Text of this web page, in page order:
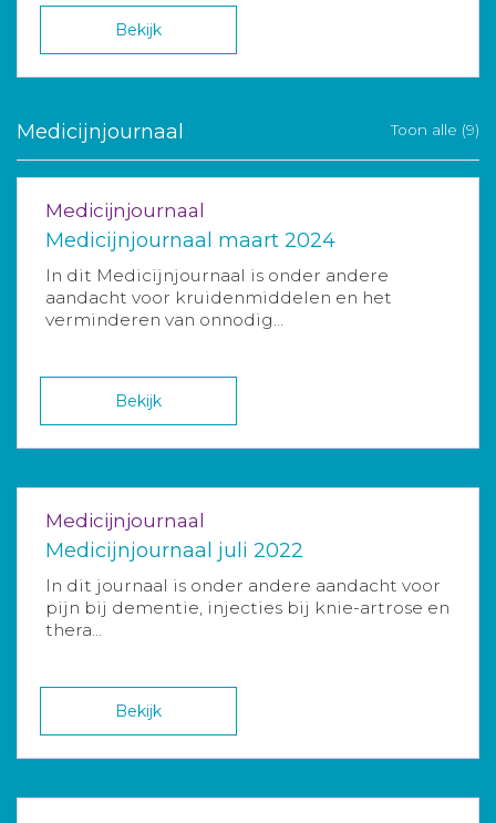
Bekijk
Medicijnjournaal Toon alle (9)
Medicijnjournaal
Medicijnjournaal maart 2024
In dit Medicijnjournaal is onder andere
aandacht voor kruidenmiddelen en het
verminderen van onnodig...
Bekijk
Medicijnjournaal
Medicijnjournaal juli 2022
In dit journaal is onder andere aandacht voor
pijn bij dementie, injecties bij knie-artrose en
thera...
Bekijk